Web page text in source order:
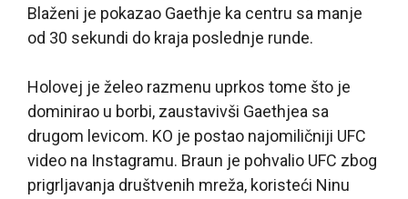
Blaženi je pokazao Gaethje ka centru sa manje
od 30 sekundi do kraja poslednje runde.
Holovej je želeo razmenu uprkos tome što je
dominirao u borbi, zaustavivši Gaethjea sa
drugom levicom. KO je postao najomiličniji UFC
video na Instagramu. Braun je pohvalio UFC zbog
prigrljavanja društvenih mreža, koristeći Ninu